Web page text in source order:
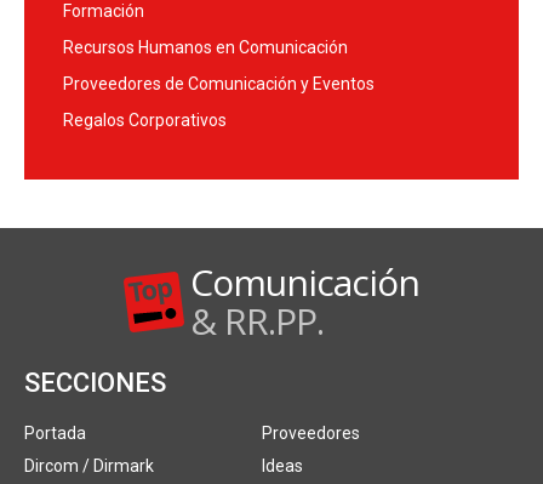
Formación
Recursos Humanos en Comunicación
Proveedores de Comunicación y Eventos
Regalos Corporativos
Comunicación
& RR.PP.
SECCIONES
Portada
Dircom / Dirmark
Proveedores
Ideas